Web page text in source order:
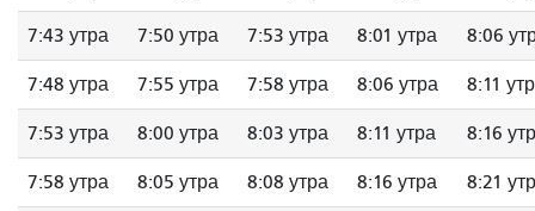
7:43 утра 7:50 утра 7:53 утра 8:01 утра 8:06
7:48 утра 7:55 утра 7:58 утра 8:06 утра 8:11
7:53 утра 8:00 утра 8:03 утра 8:11 утра 8:16
7:58 утра 8:05 утра 8:08 утра 8:16 утра 8:21